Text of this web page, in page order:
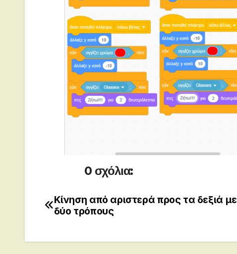
0 σχόλια:
Post
Κίνηση από αριστερά προς τα δεξιά με
δύο τρόπους